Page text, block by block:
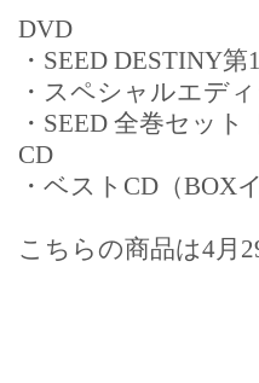
DVD
・SEED DESTINY
・スペシャルエデ
・SEED 全巻セット
CD
・ベストCD（BOX
こちらの商品は4月